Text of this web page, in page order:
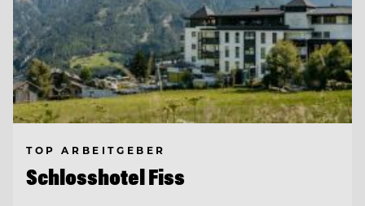
TOP ARBEITGEBER
Schlosshotel Fiss